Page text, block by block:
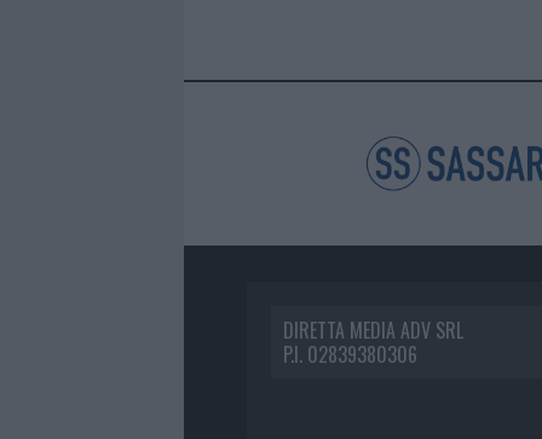
DIRETTA MEDIA ADV SRL
P.I. 02839380306